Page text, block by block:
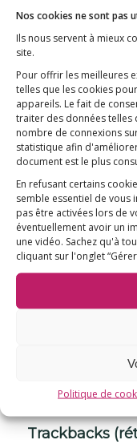
Nos cookies ne sont pas
Ils nous servent à mieux
site.
Pour offrir les meilleures
telles que les cookies
appareils. Le fait de
traiter des données telles
nombre de connexions
statistique afin
document est le plus
En refusant certains
semble essentiel de
pas être activées lors de
éventuellement avoir un
une vidéo. Sachez qu'à
cliquant sur l'onglet
Politique de
La décision
Ministre de la
« La vaccination,
déjà annoncé il y
conclusions de
écrites dès le
Partager cette
Trackbacks